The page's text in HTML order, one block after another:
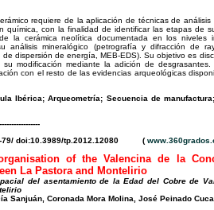
requiere de la aplicación de técnicas de análisis
química, con la finalidad de identificar las etapas de
la cerámica neolítica documentada en los niveles
análisis mineralógico (petrografía y difracción de
dispersión de energía, MEB-EDS). Su objetivo es
modificación mediante la adición de
con el resto de las evidencias arqueológicas
Ibérica; Arqueometría; Secuencia de
79/ doi:10.3989/tp.2012.12080 (
of the Valencina de la
La Pastora and Montelirio
del asentamiento de la Edad del Cobre de
Sanjuán, Coronada Mora Molina, José Peinado